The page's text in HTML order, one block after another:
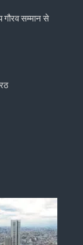
गौरव सम्मान से